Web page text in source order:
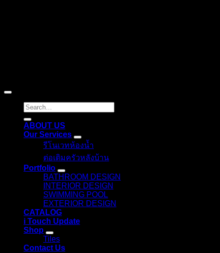
Search
for:
ABOUT US
Our Services
รีโนเวทห้องน้ำ
ต่อเติมครัวหลังบ้าน
Portfolio
BATHROOM DESIGN
INTERIOR DESIGN
SWIMMING POOL
EXTERIOR DESIGN
CATALOG
i Touch Update
Shop
Tiles
Contact Us